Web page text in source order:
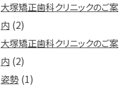
大塚矯正歯科クリニックのご案
内 (2)
大塚矯正歯科クリニックのご案
内 (2)
姿勢 (1)